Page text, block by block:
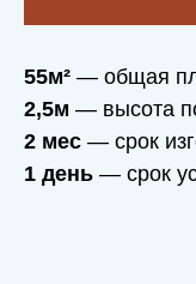
55м² — общая
2,5м — высота
2 мес — срок
1 день — срок